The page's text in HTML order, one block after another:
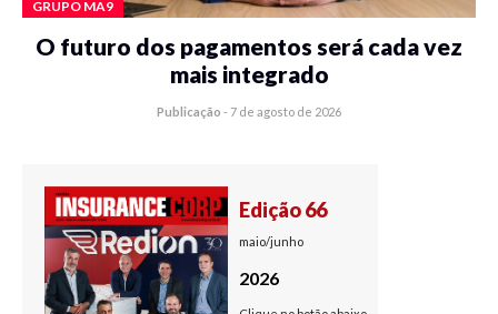
GRUPO MA9
O futuro dos pagamentos será cada vez
mais integrado
Publicação - 7 de agosto de 2026